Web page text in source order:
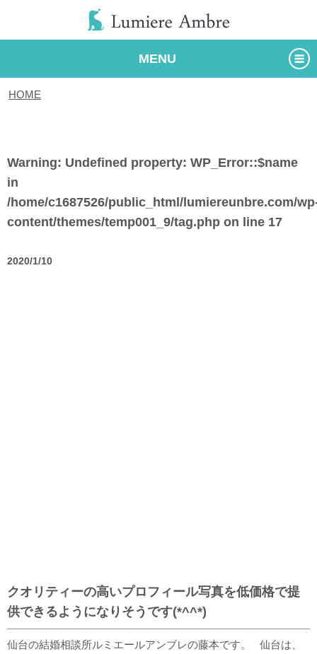
MENU
HOME
Warning: Undefined property: WP_Error::$name
in
/home/c1687526/public_html/lumiereunbre.com/
content/themes/temp001_9/tag.php on line 17
2020/1/10
クオリティーの高いプロフィール写真を低価格で提
供できるようになりそうです(*^^*)
仙台の結婚相談所ルミエールアンブレの藤本です。 仙台は、